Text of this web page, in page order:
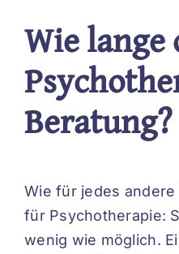
Wie
Beratung?
Wie für jedes
für Psychotherapie:
wenig wie möglich.